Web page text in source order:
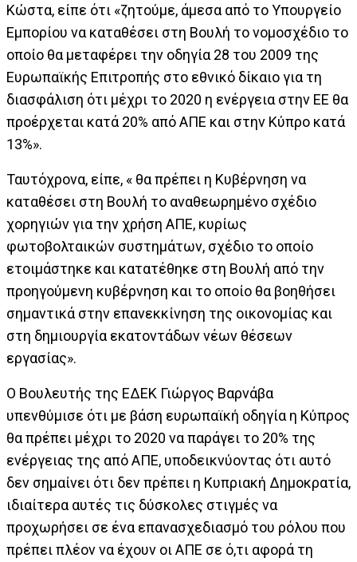
Κώστα, είπε ότι «ζητούμε, άμεσα από το Υπουργείο
Εμπορίου να καταθέσει στη Βουλή το νομοσχέδιο το
οποίο θα μεταφέρει την οδηγία 28 του 2009 της
Ευρωπαϊκής Επιτροπής στο εθνικό δίκαιο για τη
διασφάλιση ότι μέχρι το 2020 η ενέργεια στην ΕΕ θα
προέρχεται κατά 20% από ΑΠΕ και στην Κύπρο κατά
13%».
Ταυτόχρονα, είπε, « θα πρέπει η Κυβέρνηση να
καταθέσει στη Βουλή το αναθεωρημένο σχέδιο
χορηγιών για την χρήση ΑΠΕ, κυρίως
φωτοβολταικών συστημάτων, σχέδιο το οποίο
ετοιμάστηκε και κατατέθηκε στη Βουλή από την
προηγούμενη κυβέρνηση και το οποίο θα βοηθήσει
σημαντικά στην επανεκκίνηση της οικονομίας και
στη δημιουργία εκατοντάδων νέων θέσεων
εργασίας».
Ο Βουλευτής της ΕΔΕΚ Γιώργος Βαρνάβα
υπενθύμισε ότι με βάση ευρωπαϊκή οδηγία η Κύπρος
θα πρέπει μέχρι το 2020 να παράγει το 20% της
ενέργειας της από ΑΠΕ, υποδεικνύοντας ότι αυτό
δεν σημαίνει ότι δεν πρέπει η Κυπριακή Δημοκρατία,
ιδιαίτερα αυτές τις δύσκολες στιγμές να
προχωρήσει σε ένα επανασχεδιασμό του ρόλου που
πρέπει πλέον να έχουν οι ΑΠΕ σε ό,τι αφορά τη